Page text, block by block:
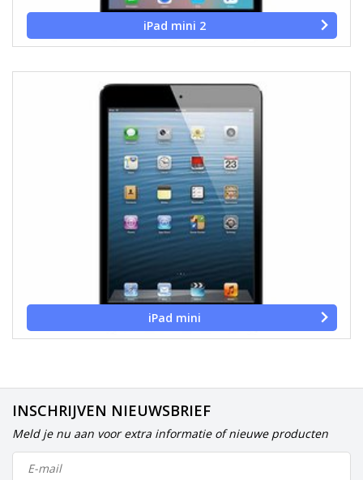
iPad mini 2
iPad mini
INSCHRIJVEN NIEUWSBRIEF
Meld je nu aan voor extra informatie of nieuwe producten